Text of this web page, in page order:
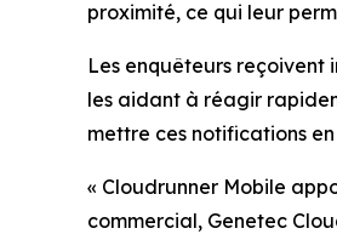
proximité, ce qui leur
Les enquêteurs reçoivent
les aidant à réagir
mettre ces notifications
« Cloudrunner Mobile
commercial, Genetec